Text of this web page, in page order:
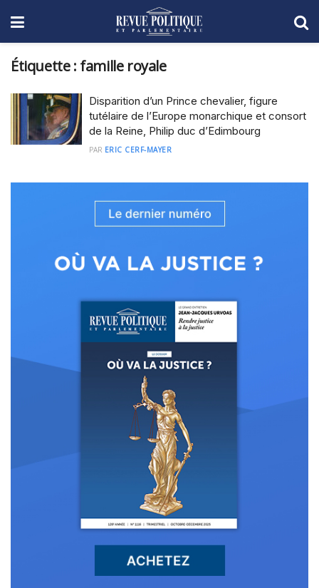
Étiquette : famille royale
Disparition d’un Prince chevalier, figure
tutélaire de l’Europe monarchique et consort
de la Reine, Philip duc d’Edimbourg
PAR ERIC CERF-MAYER